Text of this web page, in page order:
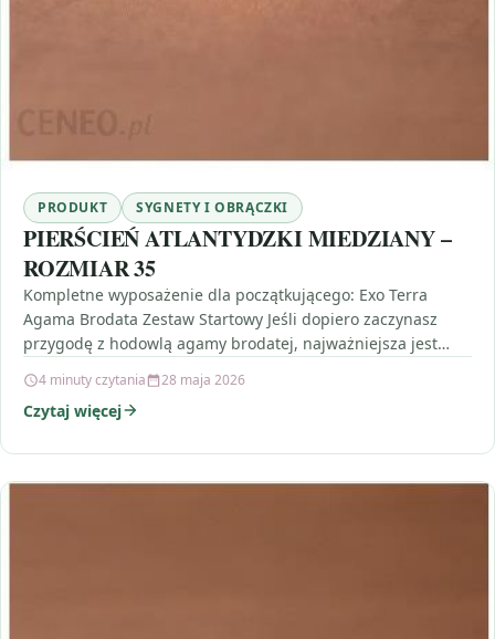
PRODUKT SYGNETY I OBRĄCZKI
PIERŚCIEŃ ATLANTYDZKI MIEDZIANY –
ROZMIAR 35
Kompletne wyposażenie dla początkującego: Exo Terra
Agama Brodata Zestaw Startowy Jeśli dopiero zaczynasz
przygodę z hodowlą agamy brodatej, najważniejsza jest
4 minuty czytania 28 maja 2026
Czytaj więcej